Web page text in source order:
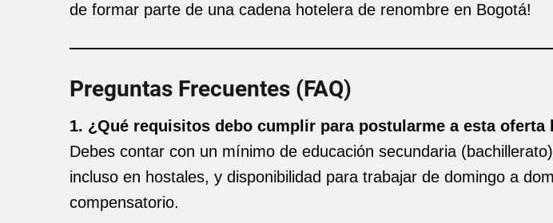
de formar parte de una cadena hotelera de renombre en Bogotá!
Preguntas Frecuentes (FAQ)
1. ¿Qué requisitos debo cumplir para postularme a esta oferta
Debes contar con un mínimo de educación secundaria
incluso en hostales, y disponibilidad para trabajar de domingo a
compensatorio.